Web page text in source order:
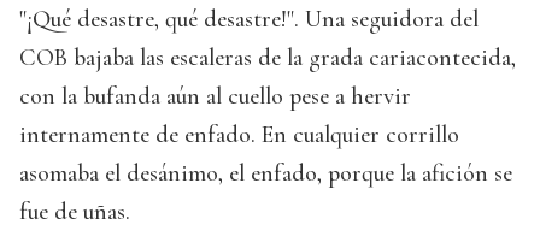
"¡Qué desastre, qué desastre!". Una seguidora del
COB bajaba las escaleras de la grada cariacontecida,
con la bufanda aún al cuello pese a hervir
internamente de enfado. En cualquier corrillo
asomaba el desánimo, el enfado, porque la afición se
fue de uñas.